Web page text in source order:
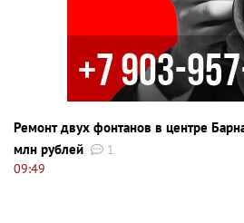
Ремонт двух фонтанов в центре
млн рублей
1
09:49